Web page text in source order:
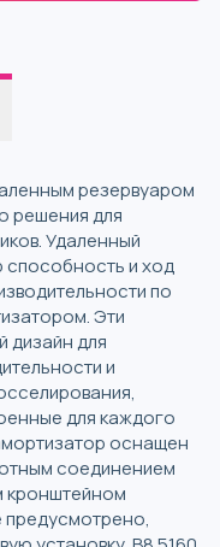
резервуаром
решения для
Удаленный
и ход
по
Эти
дизайн для
и
для каждого
оснащен
соединением
кронштейном
предусмотрено,